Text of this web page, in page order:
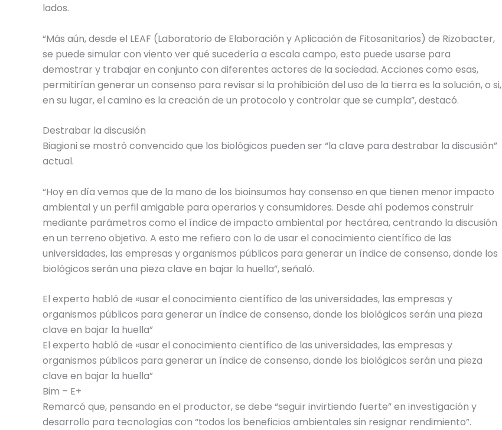
lados.
“Más aún, desde el LEAF (Laboratorio de Elaboración y Aplicación de Fitosanitarios) de Rizobacter,
se puede simular con viento ver qué sucedería a escala campo, esto puede usarse para
demostrar y trabajar en conjunto con diferentes actores de la sociedad. Acciones como esas,
permitirían generar un consenso para revisar si la prohibición del uso de la tierra es la solución, o si,
en su lugar, el camino es la creación de un protocolo y controlar que se cumpla”, destacó.
Destrabar la discusión
Biagioni se mostró convencido que los biológicos pueden ser “la clave para destrabar la discusión”
actual.
“Hoy en día vemos que de la mano de los bioinsumos hay consenso en que tienen menor impacto
ambiental y un perfil amigable para operarios y consumidores. Desde ahí podemos construir
mediante parámetros como el índice de impacto ambiental por hectárea, centrando la discusión
en un terreno objetivo. A esto me refiero con lo de usar el conocimiento científico de las
universidades, las empresas y organismos públicos para generar un índice de consenso, donde los
biológicos serán una pieza clave en bajar la huella”, señaló.
El experto habló de «usar el conocimiento científico de las universidades, las empresas y
organismos públicos para generar un índice de consenso, donde los biológicos serán una pieza
clave en bajar la huella”
El experto habló de «usar el conocimiento científico de las universidades, las empresas y
organismos públicos para generar un índice de consenso, donde los biológicos serán una pieza
clave en bajar la huella”
Bim – E+
Remarcó que, pensando en el productor, se debe “seguir invirtiendo fuerte” en investigación y
desarrollo para tecnologías con “todos los beneficios ambientales sin resignar rendimiento”.